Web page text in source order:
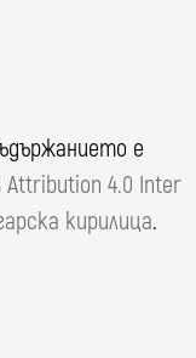
е
Attribution 4.0 Inter
кирилица.